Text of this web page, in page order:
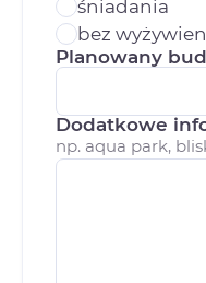
śniadania
bez
Planowany
np. aqua park,
Dodatkowe